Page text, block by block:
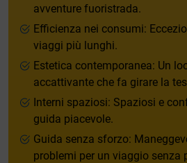
avventure fuoristrada.
Efficienza nei consumi:
viaggi più lunghi.
Estetica contemporanea: Un
accattivante che fa girare la
Interni spaziosi: Spaziosi e
guida piacevole.
Guida senza sforzo:
problemi per un viaggio senza